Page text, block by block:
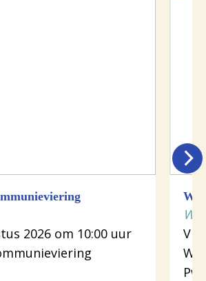
2026 om 10:00 uur
Vr